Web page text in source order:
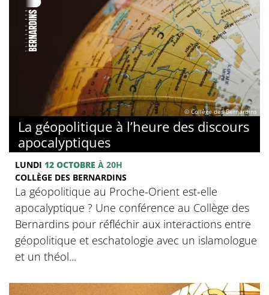
© Collège des Bernardins
La géopolitique à l’heure des discours
apocalyptiques
LUNDI 12 OCTOBRE À 20H
COLLÈGE DES BERNARDINS
La géopolitique au Proche-Orient est-elle
apocalyptique ? Une conférence au Collège des
Bernardins pour réfléchir aux interactions entre
géopolitique et eschatologie avec un islamologue
et un théol...